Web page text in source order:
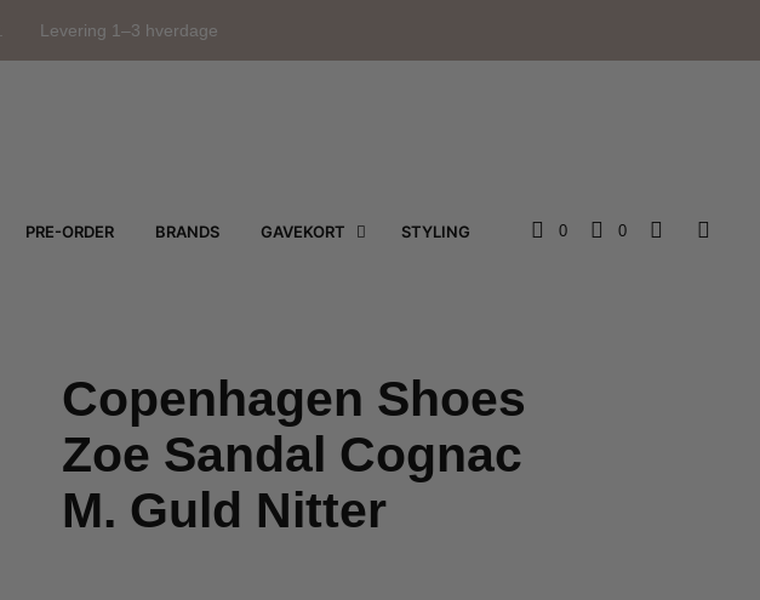
Levering 1–3 hverdage
PRE-ORDER BRANDS GAVEKORT STYLING 0 0
Copenhagen Shoes
Zoe Sandal Cognac
M. Guld Nitter